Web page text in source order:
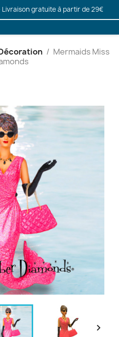
Livraison gratuite à partir de 29€
Mermaids Miss
